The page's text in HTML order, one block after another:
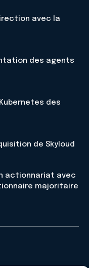
avec la
des agents
des
de Skyloud
actionnariat avec
majoritaire